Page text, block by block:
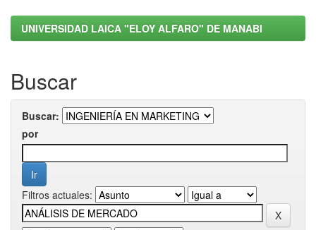
UNIVERSIDAD LAICA "ELOY ALFARO" DE MANABI
Buscar
Buscar:
por
Filtros actuales: